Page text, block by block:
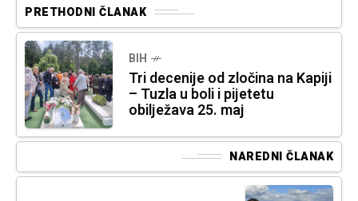
PRETHODNI ČLANAK
BIH
Tri decenije od zločina na Kapiji
– Tuzla u boli i pijetetu
obilježava 25. maj
NAREDNI ČLANAK